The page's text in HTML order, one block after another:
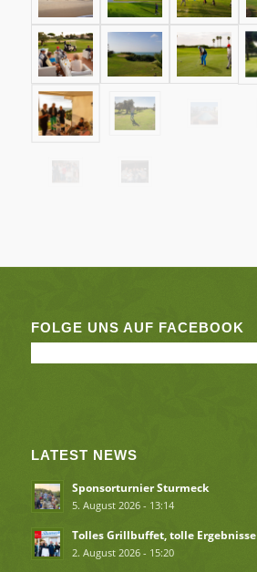
FOLGE UNS AUF FACEBOOK
LATEST NEWS
Sponsorturnier Sturmeck
5. August 2026 - 13:14
Tolles Grillbuffet, tolle Ergebnisse
2. August 2026 - 15:20